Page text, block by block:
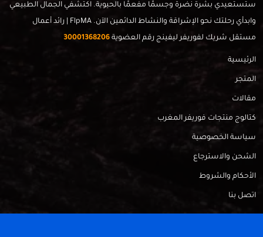
ستستعيدي بشرة نضرة وجسمًا مفعمًا بالحيوية. اكتشفي الجمال الطبيعي
وابدأي رحلتك نحو الإشراقة والنشاط الدائمين الآن. FlpMA | رائد أعمال
مستقل شريك لفوريفر ليفينج رقم العضوية 30001368206
الرئيسية
المتجر
مقالات
كتالوج منتجات فوريفر المغرب
سياسة الخصوصية
الشحن والاسترجاع
الأحكام والشروط
اتصل بنا